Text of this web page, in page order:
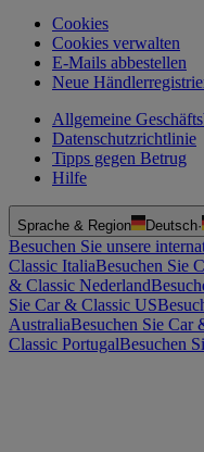
Cookies
Cookies verwalten
E-Mails abbestellen
Neue
Allgemeine
Datenschutzrichtlinie
Tipps gegen Betrug
Hilfe
Sprache & Region Deutsch·
Besuchen Sie unsere
Classic ItaliaBesuchen Sie
& Classic Nederland
Sie Car & Classic US
AustraliaBesuchen Sie Car
Classic PortugalBesuchen